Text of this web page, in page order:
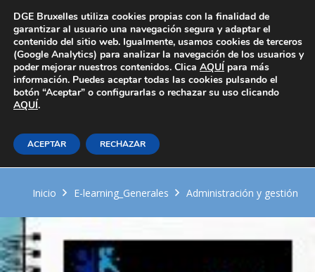
Área Privada
HABILIDADES Y COMPETENCIAS
DIRECTIVAS. DESARROLLO
PERSONAL
Inicio E-learning_Generales Administración y gestión
DGE Bruxelles utiliza cookies propias con la finalidad de
garantizar al usuario una navegación segura y adaptar el
contenido del sitio web. Igualmente, usamos cookies de terceros
(Google Analytics) para analizar la navegación de los usuarios y
poder mejorar nuestros contenidos. Clica AQUÍ para más
información. Puedes aceptar todas las cookies pulsando el
botón “Aceptar” o configurarlas o rechazar su uso clicando
AQUÍ.
ACEPTAR RECHAZAR